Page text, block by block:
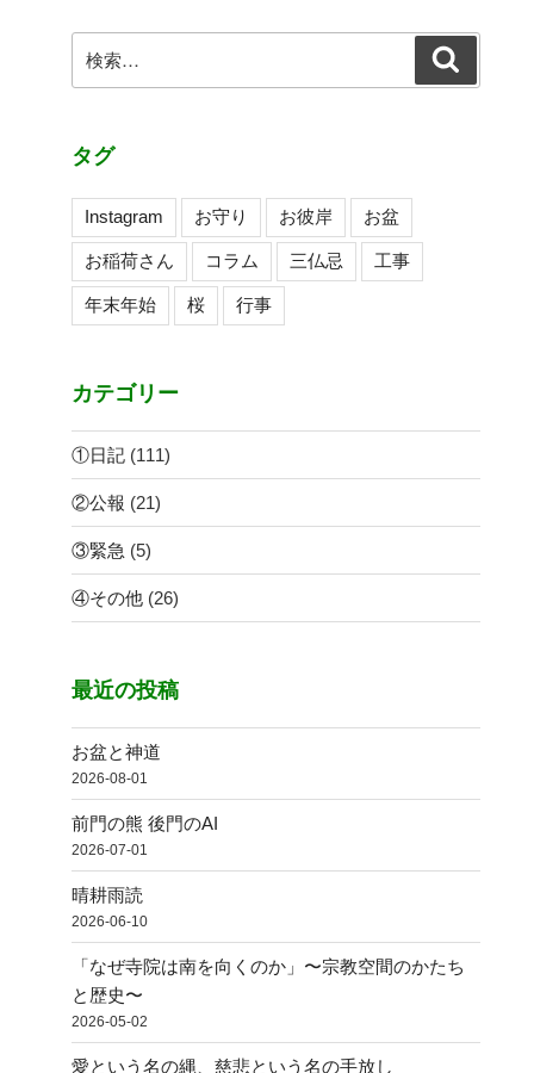
ン
索:
タグ
Instagram お守り お彼岸 お盆
お稲荷さん コラム 三仏忌 工事
年末年始 桜 行事
カテゴリー
①日記 (111)
②公報 (21)
③緊急 (5)
④その他 (26)
最近の投稿
お盆と神道
2026-08-01
前門の熊 後門のAI
2026-07-01
晴耕雨読
2026-06-10
「なぜ寺院は南を向くのか」〜宗教空間のかたち
と歴史〜
2026-05-02
愛という名の縄、慈悲という名の手放し